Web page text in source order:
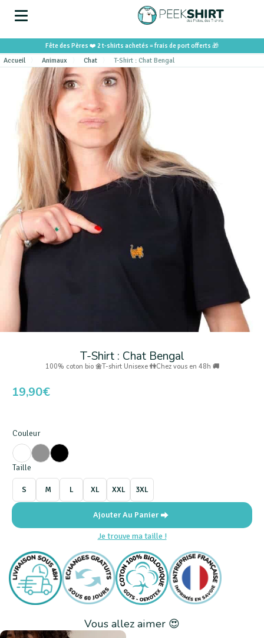
Fête des Pères ❤️ 2 t-shirts achetés = frais de port offerts 🎁
Accueil Animaux Chat T-Shirt : Chat Bengal
T-Shirt : Chat Bengal
100% coton bio 🌼T-shirt Unisexe 👫Chez vous en 48h 🚚
19,90€
Couleur
Taille
S M L XL XXL 3XL
Ajouter Au Panier
Je trouve ma taille !
Vous allez aimer 😍